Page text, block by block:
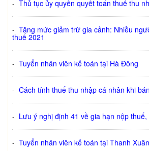
- Thủ tục ủy quyền quyết toán thuế thu
- Tăng mức giảm trừ gia cảnh: Nhiều
thuế 2021
- Tuyển nhân viên kế toán tại Hà Đông
- Cách tính thuế thu nhập cá nhân khi
- Lưu ý nghị định 41 về gia hạn nộp
- Tuyển nhân viên kế toán tại Thanh Xuân